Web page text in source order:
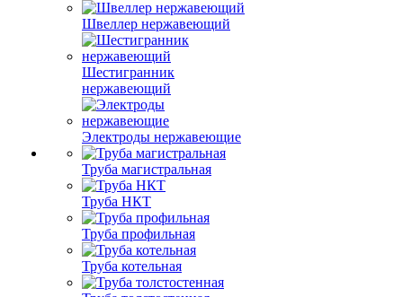
Швеллер нержавеющий
Шестигранник
нержавеющий
Электроды нержавеющие
Труба магистральная
Труба НКТ
Труба профильная
Труба котельная